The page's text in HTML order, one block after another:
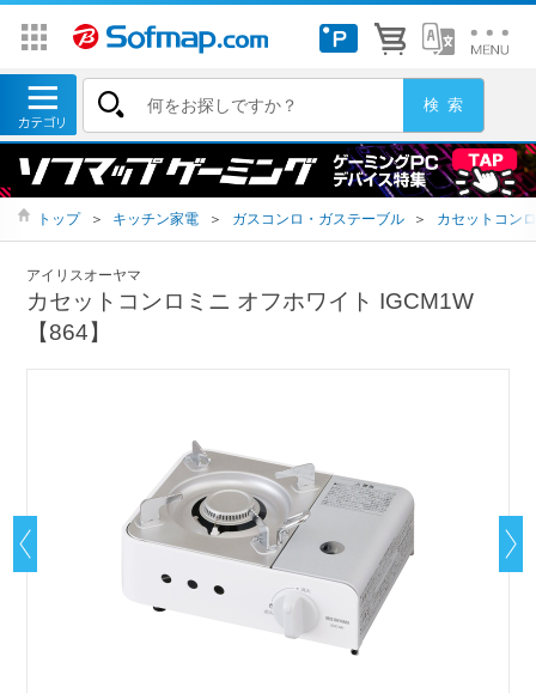
トップ ＞ キッチン家電 ＞ ガスコンロ・ガステーブル ＞ カセットコン
アイリスオーヤマ
カセットコンロミニ オフホワイト IGCM1W
【864】